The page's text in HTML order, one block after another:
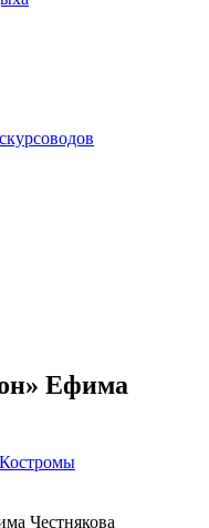
Ефима
Честнякова